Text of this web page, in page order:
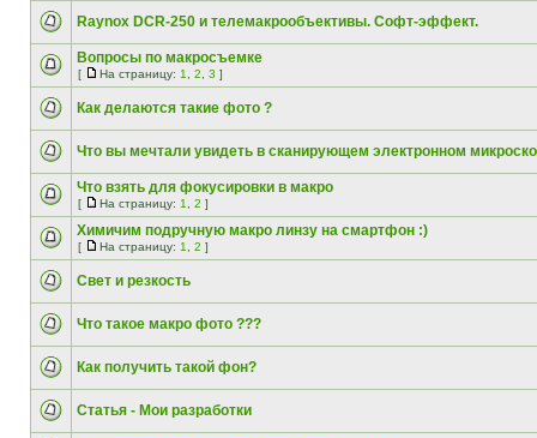
Raynox DCR-250 и телемакрообъективы. Софт-эффект.
Вопросы по макросъемке
[ На страницу: 1 2 3 ]
Как делаются такие фото ?
Что вы мечтали увидеть в сканирующем электронном
Что взять для фокусировки в макро
[ На страницу: 1 2 ]
Химичим подручную макро линзу на смартфон :)
[ На страницу: 1 2 ]
Свет и резкость
Что такое макро фото ???
Как получить такой фон?
Статья - Мои разработки